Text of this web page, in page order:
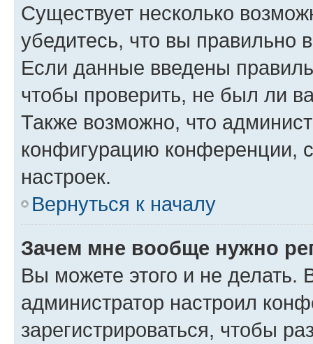
Существует несколько
убедитесь, что вы правильно
Если данные введены
чтобы проверить, не был ли
Также возможно, что
конфигурацию конференции,
настроек.
Вернуться к началу
Зачем мне вообще нужно
Вы можете этого и не делать.
администратор настроил
зарегистрироваться, чтобы